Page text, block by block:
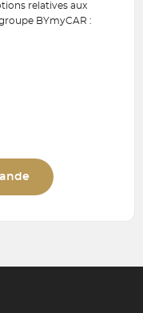
relatives aux
BYmyCAR :